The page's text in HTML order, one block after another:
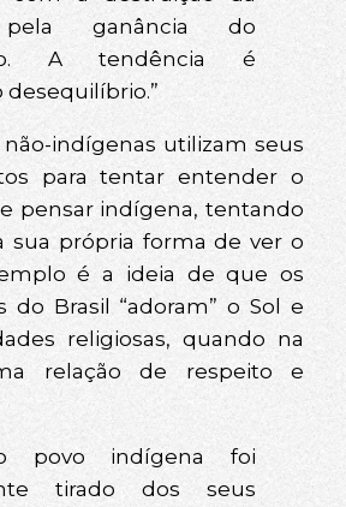
pela ganância do
A tendência é
indígenas utilizam seus
para tentar entender o
pensar indígena, tentando
sua própria forma de ver o
é a ideia de que os
do Brasil “adoram” o Sol e
religiosas, quando na
relação de respeito e
povo indígena foi
tirado dos seus